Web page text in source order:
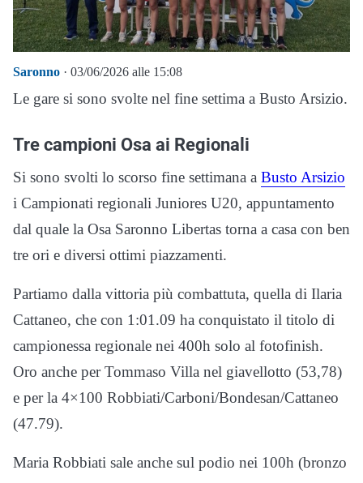
Saronno · 03/06/2026 alle 15:08
Le gare si sono svolte nel fine settima a Busto Arsizio.
Tre campioni Osa ai Regionali
Si sono svolti lo scorso fine settimana a Busto Arsizio
i Campionati regionali Juniores U20, appuntamento
dal quale la Osa Saronno Libertas torna a casa con ben
tre ori e diversi ottimi piazzamenti.
Partiamo dalla vittoria più combattuta, quella di Ilaria
Cattaneo, che con 1:01.09 ha conquistato il titolo di
campionessa regionale nei 400h solo al fotofinish.
Oro anche per Tommaso Villa nel giavellotto (53,78)
e per la 4×100 Robbiati/Carboni/Bondesan/Cattaneo
(47.79).
Maria Robbiati sale anche sul podio nei 100h (bronzo